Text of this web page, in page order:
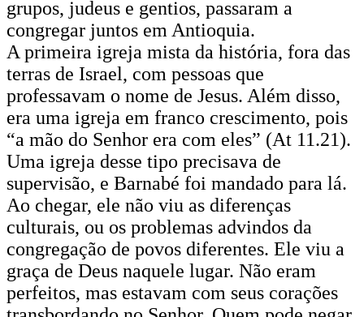
grupos, judeus e gentios, passaram a
congregar juntos em Antioquia.
A primeira igreja mista da história, fora das
terras de Israel, com pessoas que
professavam o nome de Jesus. Além disso,
era uma igreja em franco crescimento, pois
“a mão do Senhor era com eles” (At 11.21).
Uma igreja desse tipo precisava de
supervisão, e Barnabé foi mandado para lá.
Ao chegar, ele não viu as diferenças
culturais, ou os problemas advindos da
congregação de povos diferentes. Ele viu a
graça de Deus naquele lugar. Não eram
perfeitos, mas estavam com seus corações